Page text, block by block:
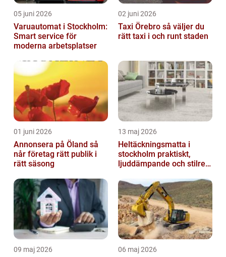
05 juni 2026
Varuautomat i Stockholm:
Smart service för
moderna arbetsplatser
02 juni 2026
Taxi Örebro så väljer du
rätt taxi i och runt staden
01 juni 2026
Annonsera på Öland så
når företag rätt publik i
rätt säsong
13 maj 2026
Heltäckningsmatta i
stockholm praktiskt,
ljuddämpande och stilrent
09 maj 2026 06 maj 2026